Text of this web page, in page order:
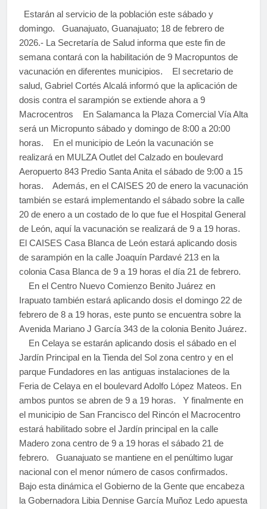
Estarán al servicio de la población este sábado y
domingo. Guanajuato, Guanajuato; 18 de febrero de
2026.- La Secretaría de Salud informa que este fin de
semana contará con la habilitación de 9 Macropuntos de
vacunación en diferentes municipios. El secretario de
salud, Gabriel Cortés Alcalá informó que la aplicación de
dosis contra el sarampión se extiende ahora a 9
Macrocentros En Salamanca la Plaza Comercial Vía Alta
será un Micropunto sábado y domingo de 8:00 a 20:00
horas. En el municipio de León la vacunación se
realizará en MULZA Outlet del Calzado en boulevard
Aeropuerto 843 Predio Santa Anita el sábado de 9:00 a 15
horas. Además, en el CAISES 20 de enero la vacunación
también se estará implementando el sábado sobre la calle
20 de enero a un costado de lo que fue el Hospital General
de León, aquí la vacunación se realizará de 9 a 19 horas.
El CAISES Casa Blanca de León estará aplicando dosis
de sarampión en la calle Joaquín Pardavé 213 en la
colonia Casa Blanca de 9 a 19 horas el día 21 de febrero.
En el Centro Nuevo Comienzo Benito Juárez en
Irapuato también estará aplicando dosis el domingo 22 de
febrero de 8 a 19 horas, este punto se encuentra sobre la
Avenida Mariano J García 343 de la colonia Benito Juárez.
En Celaya se estarán aplicando dosis el sábado en el
Jardín Principal en la Tienda del Sol zona centro y en el
parque Fundadores en las antiguas instalaciones de la
Feria de Celaya en el boulevard Adolfo López Mateos. En
ambos puntos se abren de 9 a 19 horas. Y finalmente en
el municipio de San Francisco del Rincón el Macrocentro
estará habilitado sobre el Jardín principal en la calle
Madero zona centro de 9 a 19 horas el sábado 21 de
febrero. Guanajuato se mantiene en el penúltimo lugar
nacional con el menor número de casos confirmados.
Bajo esta dinámica el Gobierno de la Gente que encabeza
la Gobernadora Libia Dennise García Muñoz Ledo apuesta